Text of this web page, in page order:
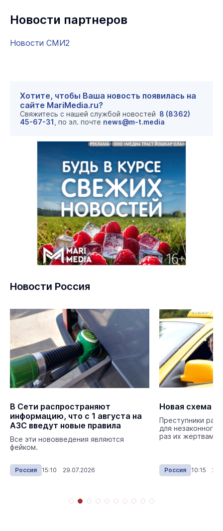
Новости партнеров
Новости СМИ2
Хотите, чтобы Ваша новость появилась на
сайте MariMedia.ru?
Свяжитесь с нашей службой новостей 8 (8362)
45-67-31 , по эл. почте news@m-t.media
Новости Россия
В Сети распространяют
информацию, что с 1 августа на
АЗС введут новые правила
Все эти нововведения являются
фейком.
Россия 15:10 29.07.2026
Новая схема
Преступники
для незаконного
раз их жертвами
Россия 10:15